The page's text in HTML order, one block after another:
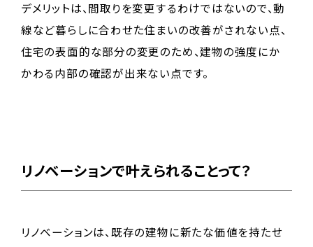
デメリットは、間取りを変更するわけではないので、動
線など暮らしに合わせた住まいの改善がされない点、
住宅の表面的な部分の変更のため、建物の強度にか
かわる内部の確認が出来ない点です。
リノベーションで叶えられることって？
リノベーションは、既存の建物に新たな価値を持たせ